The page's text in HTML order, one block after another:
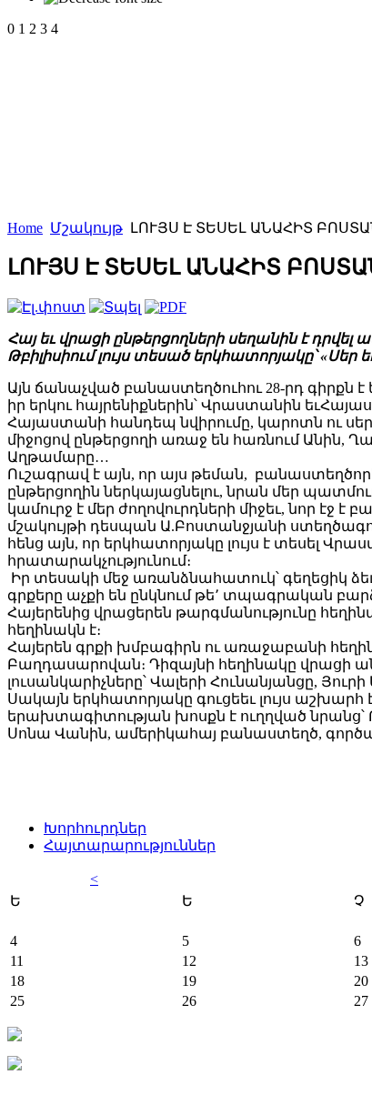
0 1 2 3 4
Home Մշակույթ ԼՈՒՅՍ Է ՏԵՍԵԼ ԱՆԱՀԻՏ
ԼՈՒՅՍ Է ՏԵՍԵԼ ԱՆԱՀԻՏ
Հայ եւ վրացի ընթերցողների սեղանին է
Թբիլիսիում լույս տեսած երկհատորյակը՝
Այն ճանաչված բանաստեղծուհու 28-րդ գիրքն
իր երկու հայրենիքներին՝ Վրաստանին
Հայաստանի հանդեպ նվիրումը, կարոտն ու
միջոցով ընթերցողի առաջ են հառնում Անին,
Աղթամարը…
Ուշագրավ է այն, որ այս թեման,
ընթերցողին ներկայացնելու, նրան մեր
կամուրջ է մեր ժողովուրդների միջեւ, նոր էջ
մշակույթի դեսպան Ա.Բոստանջյանի
հենց այն, որ երկհատորյակը լույս է տեսել
հրատարակչությունում։
Իր տեսակի մեջ առանձնահատուկ՝ գեղեցիկ
գրքերը աչքի են ընկնում թե՚ տպագրական
Հայերենից վրացերեն թարգմանությունը
հեղինակն է։
Հայերեն գրքի խմբագիրն ու առաջաբանի
Բաղդասարովան։ Դիզայնի հեղինակը վրացի
լուսանկարիչները՝ Վալերի Հունանյանցը,
Սակայն երկհատորյակը գուցեեւ լույս աշխարհ
երախտագիտության խոսքն է ուղղված
Սոնա Վանին, ամերիկահայ բանաստեղծ,
Խորհուրդներ
Հայտարարություններ
<
Ե
Ե Չ
4
5 6
11
12 13
18
19 20
25
26 27